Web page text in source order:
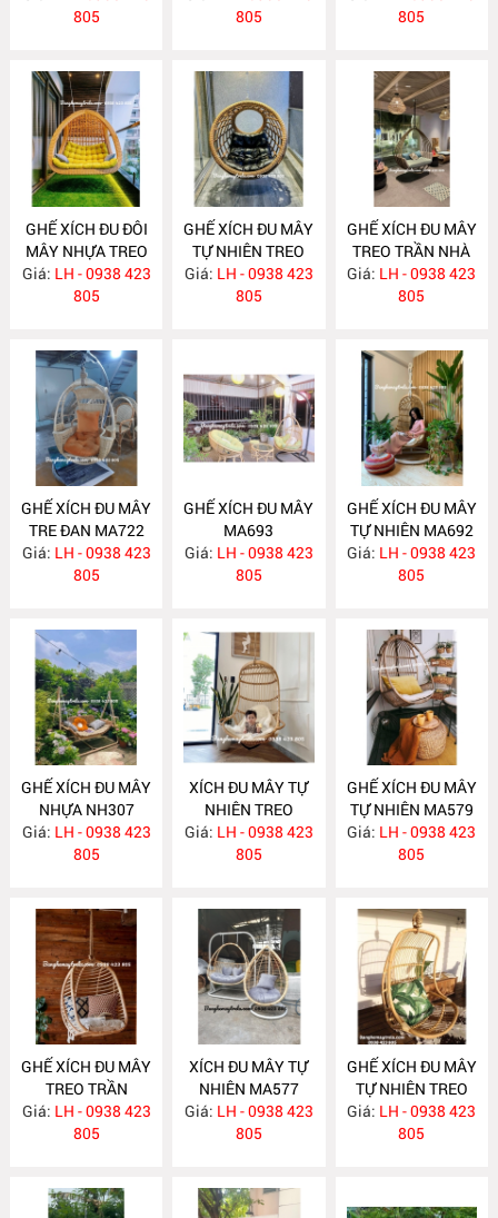
805
805
805
GHẾ XÍCH ĐU ĐÔI
MÂY NHỰA TREO
TRẦN NHÀ NH355
Giá: LH - 0938 423
805
GHẾ XÍCH ĐU MÂY
TỰ NHIÊN TREO
TRẦN NHÀ MA740
Giá: LH - 0938 423
805
GHẾ XÍCH ĐU MÂY
TREO TRẦN NHÀ
MA723
Giá: LH - 0938 423
805
GHẾ XÍCH ĐU MÂY
TRE ĐAN MA722
Giá: LH - 0938 423
805
GHẾ XÍCH ĐU MÂY
MA693
Giá: LH - 0938 423
805
GHẾ XÍCH ĐU MÂY
TỰ NHIÊN MA692
Giá: LH - 0938 423
805
GHẾ XÍCH ĐU MÂY
NHỰA NH307
Giá: LH - 0938 423
805
XÍCH ĐU MÂY TỰ
NHIÊN TREO
TRẦN NHÀ MA580
Giá: LH - 0938 423
805
GHẾ XÍCH ĐU MÂY
TỰ NHIÊN MA579
Giá: LH - 0938 423
805
GHẾ XÍCH ĐU MÂY
TREO TRẦN
MA578
Giá: LH - 0938 423
805
XÍCH ĐU MÂY TỰ
NHIÊN MA577
Giá: LH - 0938 423
805
GHẾ XÍCH ĐU MÂY
TỰ NHIÊN TREO
TRẦN NHÀ MA576
Giá: LH - 0938 423
805